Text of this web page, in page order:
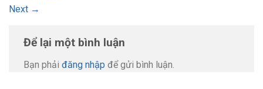
Next →
Để lại một bình luận
Bạn phải đăng nhập để gửi bình luận.